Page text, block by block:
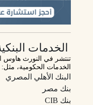
الخدمات
تنتشر في النورث هاوس
الخدمات الحكومية، مثل:
البنك الأهلي المصري
بنك مصر
بنك CIB